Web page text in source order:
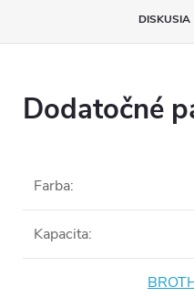
DISKUSIA
Dodatočné
Farba:
Kapacita: